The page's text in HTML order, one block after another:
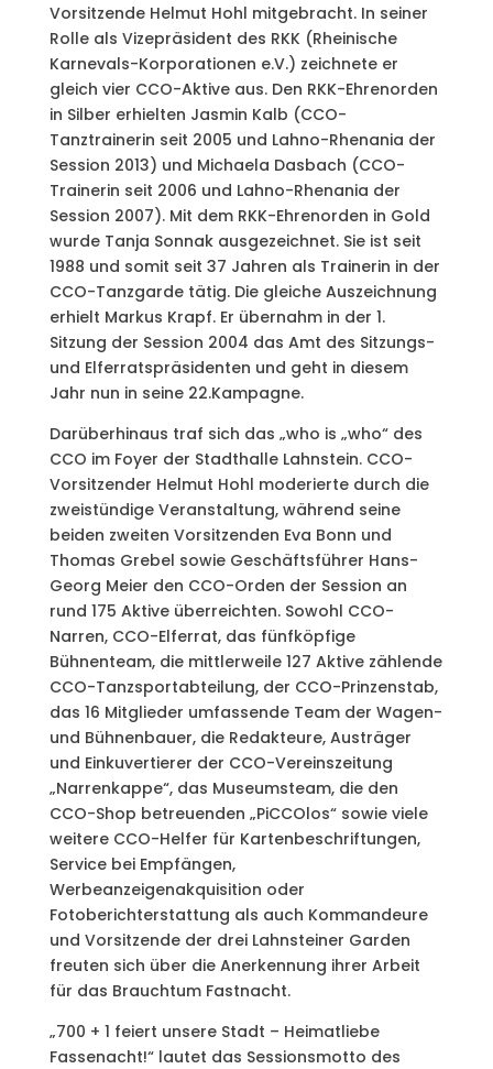
Vorsitzende Helmut Hohl mitgebracht. In seiner
Rolle als Vizepräsident des RKK (Rheinische
Karnevals-Korporationen e.V.) zeichnete er
gleich vier CCO-Aktive aus. Den RKK-Ehrenorden
in Silber erhielten Jasmin Kalb (CCO-
Tanztrainerin seit 2005 und Lahno-Rhenania der
Session 2013) und Michaela Dasbach (CCO-
Trainerin seit 2006 und Lahno-Rhenania der
Session 2007). Mit dem RKK-Ehrenorden in Gold
wurde Tanja Sonnak ausgezeichnet. Sie ist seit
1988 und somit seit 37 Jahren als Trainerin in der
CCO-Tanzgarde tätig. Die gleiche Auszeichnung
erhielt Markus Krapf. Er übernahm in der 1.
Sitzung der Session 2004 das Amt des Sitzungs-
und Elferratspräsidenten und geht in diesem
Jahr nun in seine 22.Kampagne.
Darüberhinaus traf sich das „who is „who“ des
CCO im Foyer der Stadthalle Lahnstein. CCO-
Vorsitzender Helmut Hohl moderierte durch die
zweistündige Veranstaltung, während seine
beiden zweiten Vorsitzenden Eva Bonn und
Thomas Grebel sowie Geschäftsführer Hans-
Georg Meier den CCO-Orden der Session an
rund 175 Aktive überreichten. Sowohl CCO-
Narren, CCO-Elferrat, das fünfköpfige
Bühnenteam, die mittlerweile 127 Aktive zählende
CCO-Tanzsportabteilung, der CCO-Prinzenstab,
das 16 Mitglieder umfassende Team der Wagen-
und Bühnenbauer, die Redakteure, Austräger
und Einkuvertierer der CCO-Vereinszeitung
„Narrenkappe“, das Museumsteam, die den
CCO-Shop betreuenden „PiCCOlos“ sowie viele
weitere CCO-Helfer für Kartenbeschriftungen,
Service bei Empfängen,
Werbeanzeigenakquisition oder
Fotoberichterstattung als auch Kommandeure
und Vorsitzende der drei Lahnsteiner Garden
freuten sich über die Anerkennung ihrer Arbeit
für das Brauchtum Fastnacht.
„700 + 1 feiert unsere Stadt – Heimatliebe
Fassenacht!“ lautet das Sessionsmotto des